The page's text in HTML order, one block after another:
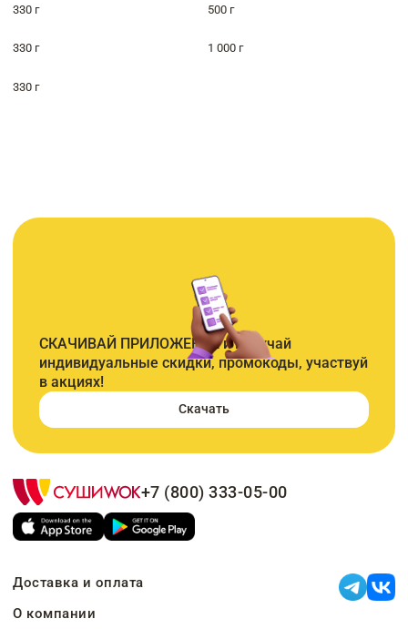
330 г 500 г
330 г 1 000 г
330 г
СКАЧИВАЙ ПРИЛОЖЕНИЕ и получай
индивидуальные скидки, промокоды, участвуй
в акциях!
Скачать
+7 (800) 333-05-00
Доставка и оплата
О компании